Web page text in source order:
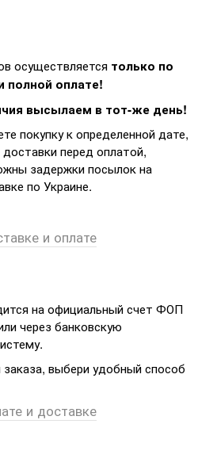
осуществляется только по
полной оплате!
высылаем в тот-же день!
покупку к определенной дате,
перед оплатой,
задержки посылок на
по Украине.
и оплате
на официальный счет ФОП
через банковскую
выбери удобный способ
и доставке